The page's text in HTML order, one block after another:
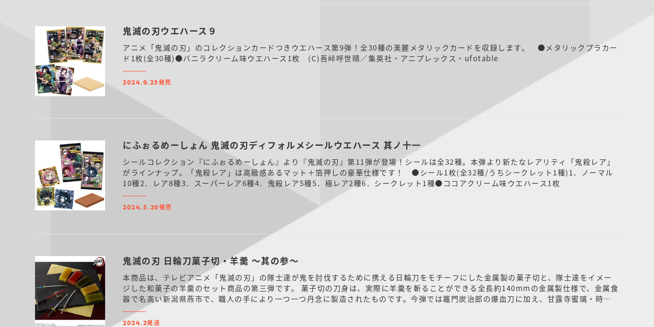
鬼滅の刃ウエハース９
アニメ「鬼滅の刃」のコレクションカードつきウエハース第9弾！全30種の美麗メタリックカードを収録します。 ●メタリックプラカー
ド1枚(全30種)●バニラクリーム味ウエハース1枚 (C)吾峠呼世晴／集英社・アニプレックス・ufotable
2024.9.23 発売
にふぉるめーしょん 鬼滅の刃ディフォルメシールウエハース 其ノ十一
シールコレクション『にふぉるめーしょん』より『鬼滅の刃』第11弾が登場！シールは全32種。本弾より新たなレアリティ「鬼殺レア」
がラインナップ。「鬼殺レア」は高級感あるマット＋箔押しの豪華仕様です！ ●シール1枚(全32種/うちシークレット1種)1．ノーマル
10種2．レア8種3．スーパーレア6種4．鬼殺レア5種5．極レア2種6．シークレット1種●ココアクリーム味ウエハース1枚
2024.5.20発売
鬼滅の刃 日輪刀菓子切・羊羹 ～其の参～
本商品は、テレビアニメ「鬼滅の刃」の隊士達が鬼を討伐するために携える日輪刀をモチーフにした金属製の菓子切と、隊士達をイメー
ジした和菓子の羊羹のセット商品の第三弾です。 菓子切の刀身は、実際に羊羹を斬ることができる全長約140mmの金属製仕様で、金属食
器で名高い新潟県燕市で、職人の手により一つ一つ丹念に製造されたものです。今弾では竈門炭治郎の爆血刀に加え、甘露寺蜜璃・時透
無一郎の日輪刀、そして縁壱零式の刀をラインナップ。4種の刀は、そ...
2024.2発送